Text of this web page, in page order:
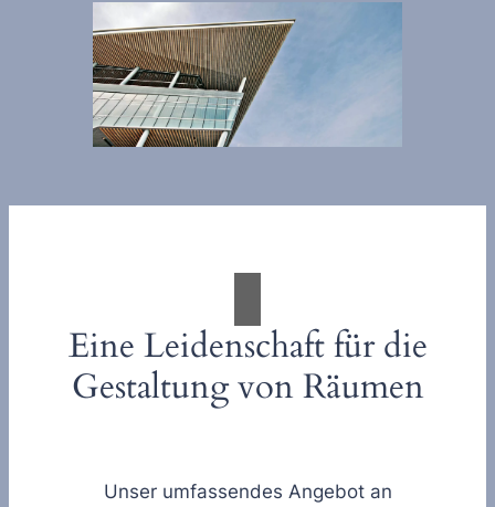
Eine Leidenschaft für die
Gestaltung von Räumen
Unser umfassendes Angebot an